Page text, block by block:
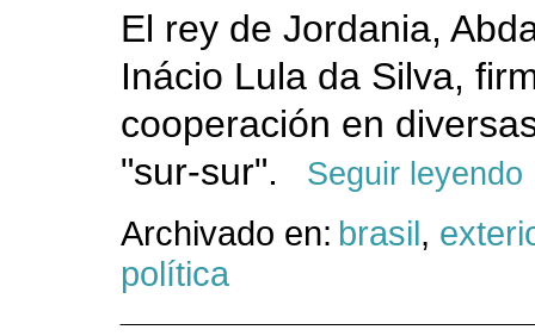
El rey de Jordania,
Inácio Lula da Silva,
cooperación en
"sur-sur".
Seguir leyendo
Archivado en: brasil,
política